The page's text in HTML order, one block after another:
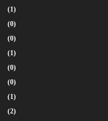
(1)
(0)
(0)
(1)
(0)
(0)
(1)
(2)